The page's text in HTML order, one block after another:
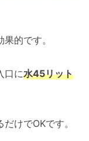
的です。
口に水45リット
けでOKです。